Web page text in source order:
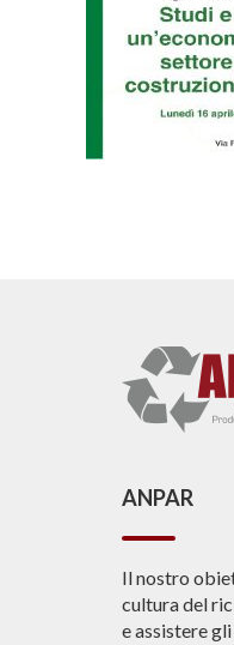
ANPAR
Il nostro
cultura del
e assistere